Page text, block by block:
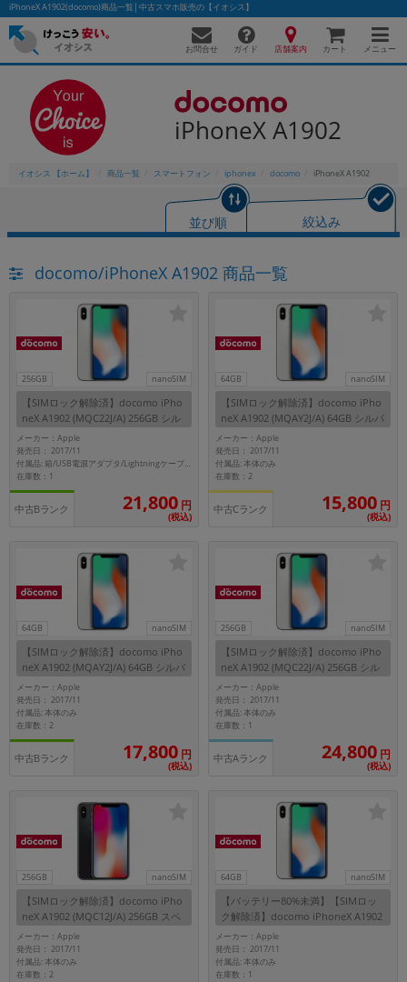
iPhoneX A1902(docomo)商品一覧│中古スマホ販売の【イオシス】
お問合せ ガイド 店舗案内 カート メニュー
iPhoneX A1902
イオシス 【ホーム】 商品一覧 スマートフォン iphonex docomo iPhoneX A1902
並び順 絞込み
docomo/iPhoneX A1902 商品一覧
256GB nanoSIM
【SIMロック解除済】docomo iPho
neX A1902 (MQC22J/A) 256GB シル
バー
メーカー：Apple
発売日： 2017/11
付属品: 箱/USB電源アダプタ/Lightningケーブル/イヤホン(Lightningコネクタ)/Lightning-イヤホンジャックアダプタ/SIMカードツール/マニュアル
在庫数：1
中古Bランク 21,800 円
(税込)
64GB nanoSIM
【SIMロック解除済】docomo iPho
neX A1902 (MQAY2J/A) 64GB シルバ
ー
メーカー：Apple
発売日： 2017/11
付属品: 本体のみ
在庫数：2
中古Cランク 15,800 円
(税込)
64GB nanoSIM
【SIMロック解除済】docomo iPho
neX A1902 (MQAY2J/A) 64GB シルバ
ー
メーカー：Apple
発売日： 2017/11
付属品: 本体のみ
在庫数：2
中古Bランク 17,800 円
(税込)
256GB nanoSIM
【SIMロック解除済】docomo iPho
neX A1902 (MQC22J/A) 256GB シル
バー
メーカー：Apple
発売日： 2017/11
付属品: 本体のみ
在庫数：1
中古Aランク 24,800 円
(税込)
256GB nanoSIM
【SIMロック解除済】docomo iPho
neX A1902 (MQC12J/A) 256GB スペ
ースグレイ
メーカー：Apple
発売日： 2017/11
付属品: 本体のみ
在庫数：2
64GB nanoSIM
【バッテリー80%未満】【SIMロッ
ク解除済】docomo iPhoneX A1902
(MQAY2J/A) 64GB シルバー
メーカー：Apple
発売日： 2017/11
付属品: 本体のみ
在庫数：1
かんたんパソコン検索に切り替える
人気の検索ワード：Let's noteEliteBook MacBook
カテゴリー
「スマートフォン」「タブレット」など
シリーズ
「iPhone」「Xperia」「Galaxy」など
メーカー
製造、販売メーカーの絞り込み
「Apple」「SONY」「SHARP」など
機能・特徴
ドライブの絞り込み
ランク
商品状態の絞り込み
「新品」「未使用」「中古」など
CPU
CPUの絞り込み
容量
~
モニタサイズ